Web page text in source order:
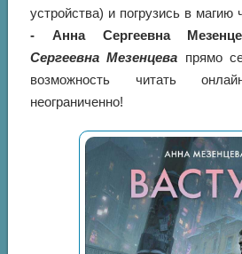
устройства) и погрузись в магию
- Анна Сергеевна
Сергеевна Мезенцева прямо
возможность читать
неограниченно!